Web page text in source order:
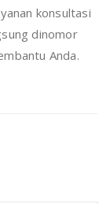
konsultasi
dinomor
Anda.